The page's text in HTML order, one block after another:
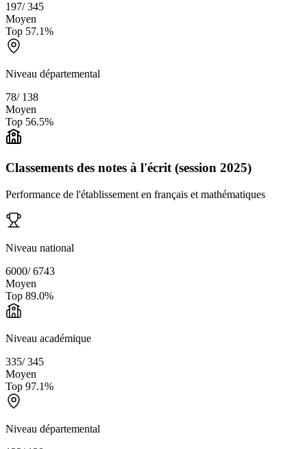
197/345
Moyen
Top 57.1%
Niveau départemental
78/ 138
Moyen
Top 56.5%
Classements des notes à l'écrit (session 2025)
Performance de l'établissement en français et mathématiques
Niveau national
6000/6743
Moyen
Top 89.0%
Niveau académique
335/345
Moyen
Top 97.1%
Niveau départemental